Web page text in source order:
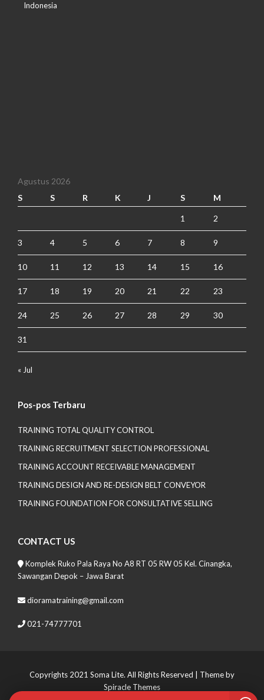
Indonesia
Agustus 2026
S
S R K J S M
1 2
3 4 5 6 7 8 9
10 11 12 13 14 15 16
17 18 19 20 21 22 23
24 25 26 27 28 29 30
31
« Jul
Pos-pos Terbaru
TRAINING TOTAL QUALITY CONTROL
TRAINING RECRUITMENT SELECTION PROFESSIONAL
TRAINING ACCOUNT RECEIVABLE MANAGEMENT
TRAINING DESIGN AND RE-DESIGN BELT CONVEYOR
TRAINING FOUNDATION FOR CONSULTATIVE SELLING
CONTACT US
Komplek Ruko Pala Raya No A8 RT 05 RW 05 Kel. Cinangka,
Sawangan Depok – Jawa Barat
dioramatraining@gmail.com
021-74777701
Copyrights 2021 Soma Lite. All Rights Reserved | Theme by
Spiracle Themes